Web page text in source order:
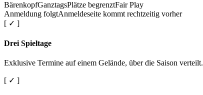
BärenkopfGanztagsPlätze begrenztFair Play
Anmeldung folgtAnmeldeseite kommt rechtzeitig vorher
[ ✓ ]
Drei Spieltage
Exklusive Termine auf einem Gelände, über die Saison verteilt.
[ ✓ ]